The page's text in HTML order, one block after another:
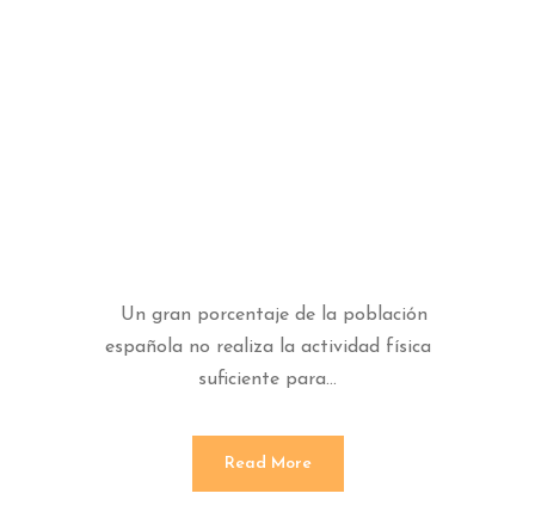
Un gran porcentaje de la población
española no realiza la actividad física
suficiente para...
Read More